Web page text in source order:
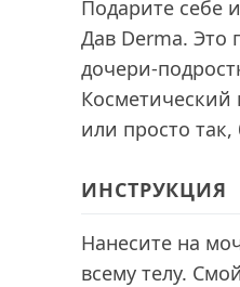
Подарите себе
Дав Derma. Это
дочери-
или просто так,
ИНСТРУКЦИЯ
Нанесите на
всему телу.